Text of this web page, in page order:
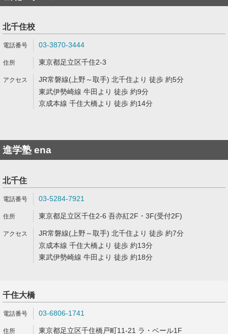
北千住校
03-3870-3444
東京都足立区千住2-3
JR常磐線(上野～取手) 北千住より 徒歩 約5分
東武伊勢崎線 牛田より 徒歩 約9分
京成本線 千住大橋より 徒歩 約14分
進学塾 ena
北千住
03-5284-7921
東京都足立区千住2-6 吾亦紅2F・3F(受付2F)
JR常磐線(上野～取手) 北千住より 徒歩 約7分
京成本線 千住大橋より 徒歩 約13分
東武伊勢崎線 牛田より 徒歩 約18分
千住大橋
03-6806-1741
東京都足立区千住橋戸町11-21 ラ・ベール1F